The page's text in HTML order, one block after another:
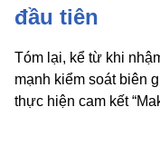
đầu tiên
Tóm lại, kể từ khi
mạnh kiểm soát biên
thực hiện cam kết